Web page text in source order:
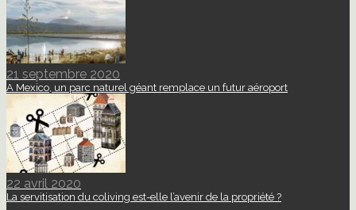
21 septembre 2020
A Mexico, un parc naturel géant remplace un futur aéroport
22 avril 2020
La servitisation du coliving est-elle l’avenir de la propriété ?